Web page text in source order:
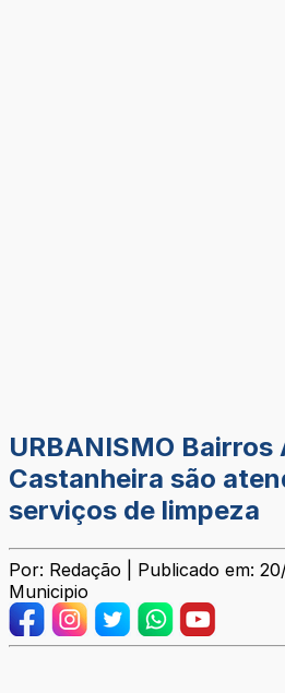
URBANISMO
Castanheira são
serviços de limpeza
Por: Redação | Publicado em:
Municipio